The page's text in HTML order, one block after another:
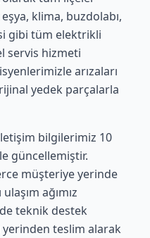
klima, buzdolabı,
gibi tüm elektrikli
servis hizmeti
arızaları
yedek parçalarla
bilgilerimiz 10
güncellemiştir.
müşteriye yerinde
ağımız
teknik destek
yerinden teslim alarak